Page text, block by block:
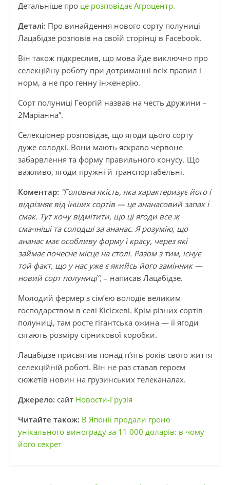
Детальніше про це розповідає Агроцентр.
Деталі: Про винайдення нового сорту полуниці
Лацабідзе розповів на своїй сторінці в Facebook.
Він також підкреслив, що мова йде виключно про
селекційну роботу при дотриманні всіх правил і
норм, а не про генну інженерію.
Сорт полуниці Георгій назвав на честь дружини –
2Маріанна”.
Селекціонер розповідає, що ягоди цього сорту
дуже солодкі. Вони мають яскраво червоне
забарвлення та форму правильного конусу. Що
важливо, ягоди пружні й транспортабельні.
Коментар: “Головна якість, яка характеризує його і
відрізняє від інших сортів — це ананасовий запах і
смак. Тут хочу відмітити, що ці ягоди все ж
смачніші та солодші за ананас. Я розумію, що
ананас має особливу форму і красу, через які
займає почесне місце на столі. Разом з тим, існує
той факт, що у нас уже є якийсь його замінник —
новий сорт полуниці”, – написав Лацабідзе.
Молодий фермер з сім’єю володіє великим
господарством в селі Кісісхеві. Крім різних сортів
полуниці, там росте гігантська ожина — її ягоди
сягають розміру сірникової коробки.
Лацабідзе присвятив понад п’ять років свого життя
селекційній роботі. Він не раз ставав героєм
сюжетів новин на грузинських телеканалах.
Джерело: сайт Новости-Грузія
Читайте також: В Японії продали гроно
унікального винограду за 11 000 доларів: в чому
його секрет